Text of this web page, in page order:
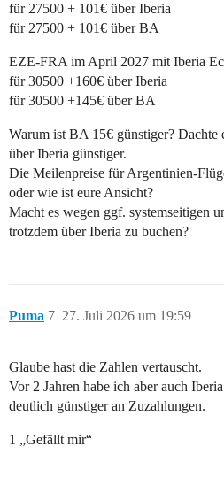
für 27500 + 101€ über Iberia
für 27500 + 101€ über BA
EZE-FRA im April 2027 mit Iberia
für 30500 +160€ über Iberia
für 30500 +145€ über BA
Warum ist BA 15€ günstiger?
über Iberia günstiger.
Die Meilenpreise für Argentinien-
oder wie ist eure Ansicht?
Macht es wegen ggf. systemseitigen
trotzdem über Iberia zu buchen?
Puma 27. Juli 2026 um 19:59
7
Glaube hast die Zahlen vertauscht.
Vor 2 Jahren habe ich aber auch
deutlich günstiger an Zuzahlungen.
1 „Gefällt mir“